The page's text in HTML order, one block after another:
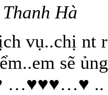
Hà
vụ..chị nt
sẽ